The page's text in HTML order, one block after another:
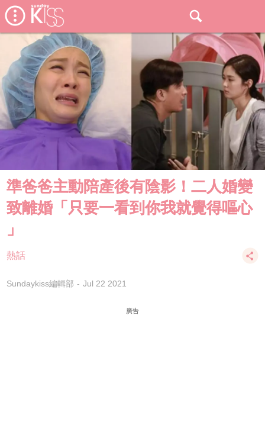
準爸爸主動陪產後有陰影！二人婚變
致離婚「只要一看到你我就覺得嘔心
」
熱話
Sundaykiss編輯部 Jul 22 2021
廣告